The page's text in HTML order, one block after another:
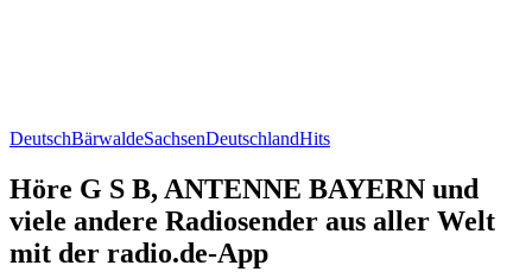
DeutschBärwaldeSachsenDeutschlandHits
Höre G S B, ANTENNE BAYERN und
viele andere Radiosender aus aller Welt
mit der radio.de-App